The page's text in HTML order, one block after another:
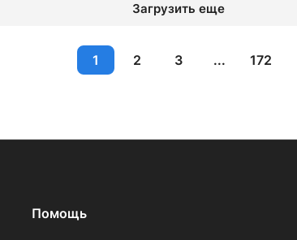
Загрузить еще
1 2 3 ... 172
Помощь